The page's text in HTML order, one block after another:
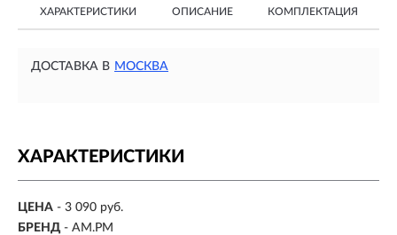
ХАРАКТЕРИСТИКИ ОПИСАНИЕ КОМПЛЕКТАЦИЯ
ДОСТАВКА В МОСКВА
ХАРАКТЕРИСТИКИ
ЦЕНА - 3 090 руб.
БРЕНД - AM.PM